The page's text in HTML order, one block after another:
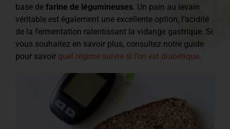
base de farine de légumineuses. Un pain au levain
véritable est également une excellente option, l’acidité
de la fermentation ralentissant la vidange gastrique. Si
vous souhaitez en savoir plus, consultez notre guide
pour savoir quel régime suivre si l’on est diabétique.